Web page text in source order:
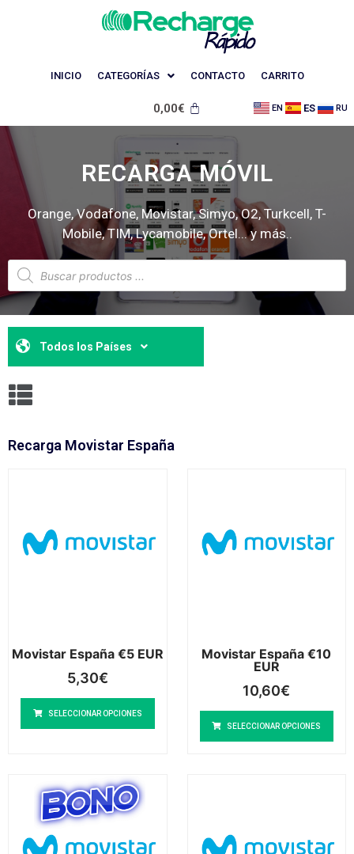
INICIO CATEGORÍAS CONTACTO CARRITO
0,00€ EN ES RU
RECARGA MÓVIL
Orange, Vodafone, Movistar, Simyo, O2, Turkcell, T-
Mobile, TIM, Lycamobile, Ortel... y más..
Todos los Países
Recarga Movistar España
Movistar España €5 EUR
5,30€
SELECCIONAR OPCIONES
Movistar España €10
EUR
10,60€
SELECCIONAR OPCIONES